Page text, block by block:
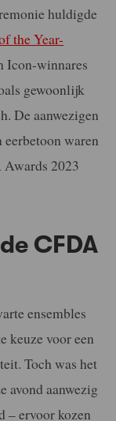
huldigde
the Year-
Icon-winnares
gewoonlijk
De aanwezigen
waren
Awards 2023
CFDA
ensembles
keuze voor een
Toch was het
avond aanwezig
– ervoor kozen